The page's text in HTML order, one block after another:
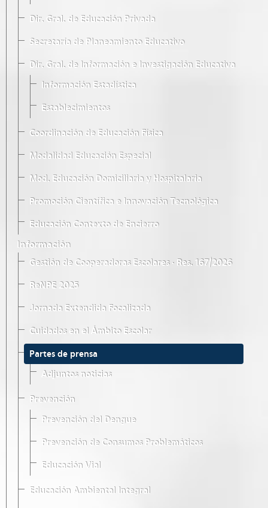
Dir. Gral. de Educación Privada
Secretaría de Planeamiento Educativo
Dir. Gral. de Información e Investigación Educativa
Información Estadística
Establecimientos
Coordinación de Educación Física
Modalidad Educación Especial
Mod. Educación Domiciliaria y Hospitalaria
Promoción Científica e Innovación Tecnológica
Educación Contexto de Encierro
Información
Gestión de Cooperadoras Escolares · Res. 167/2026
ReNPE 2025
Jornada Extendida Focalizada
Cuidados en el Ámbito Escolar
Partes de prensa
Adjuntos noticias
Prevención
Prevención del Dengue
Prevención de Consumos Problemáticos
Educación Vial
Educación Ambiental Integral